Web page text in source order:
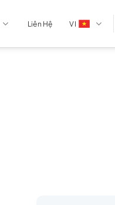
Liên Hệ VI